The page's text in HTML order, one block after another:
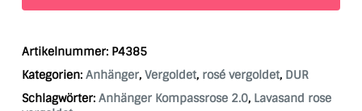
Artikelnummer: P4385
Kategorien: Anhänger, Vergoldet, rosé vergoldet, DUR
Schlagwörter: Anhänger Kompassrose 2.0, Lavasand rose